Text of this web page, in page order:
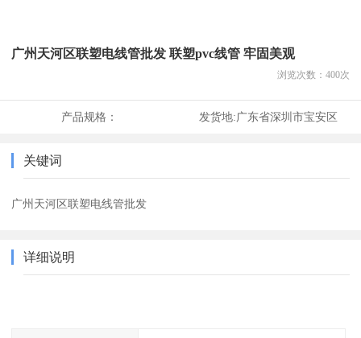
广州天河区联塑电线管批发 联塑pvc线管 牢固美观
浏览次数： 400次
产品规格： 发货地:广东省深圳市宝安区
关键词
广州天河区联塑电线管批发
详细说明